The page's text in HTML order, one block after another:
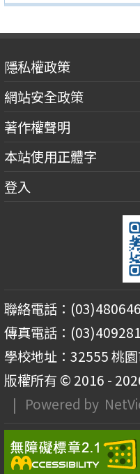
隱私權政策
網站安全政策
著作權聲明
本站使用正體字
登入
聯絡電話：
傳真電話：
學校地址：32555 桃
版權所有 © 2016 -
| Powered by